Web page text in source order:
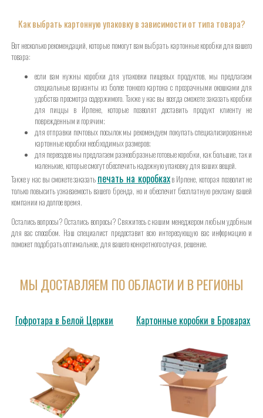
Как выбрать картонную упаковку в зависимости от типа товара?
Вот несколько рекомендаций, которые помогут вам выбрать картонные коробки для вашего
товара:
если вам нужны коробки для упаковки пищевых продуктов, мы предлагаем
специальные варианты из более тонкого картона с прозрачными окошками для
удобства просмотра содержимого. Также у нас вы всегда сможете заказать коробки
для пиццы в Ирпене, которые позволят доставить продукт клиенту не
поврежденным и горячим;
для отправки почтовых посылок мы рекомендуем покупать специализированные
картонные коробки необходимых размеров;
для переездов мы предлагаем разнообразные готовые коробки, как большие, так и
маленькие, которые смогут обеспечить надежную упаковку для ваших вещей.
Также у нас вы сможете заказать печать на коробкахв Ирпене, которая позволит не
только повысить узнаваемость вашего бренда, но и обеспечит бесплатную рекламу вашей
компании на долгое время.
Остались вопросы? Остались вопросы? Свяжитесь с нашим менеджером любым удобным
для вас способом. Наш специалист предоставит всю интересующую вас информацию и
поможет подобрать оптимальное, для вашего конкретного случая, решение.
МЫ ДОСТАВЛЯЕМ ПО ОБЛАСТИ И В РЕГИОНЫ
Гофротара в Белой Церкви Картонные коробки в Броварах